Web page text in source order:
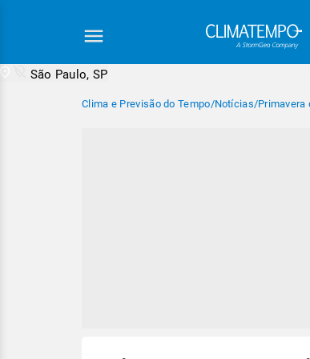
São Paulo, SP
Clima e Previsão do Tempo/Notícias/Primavera